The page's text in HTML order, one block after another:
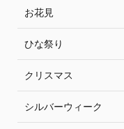
お花見
ひな祭り
クリスマス
シルバーウィーク